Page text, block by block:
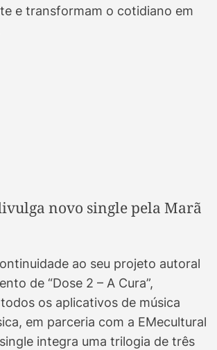
e transformam o cotidiano em
novo single pela Marã
ao seu projeto autoral
de “Dose 2 – A Cura”,
os aplicativos de música
em parceria com a EMecultural
integra uma trilogia de três